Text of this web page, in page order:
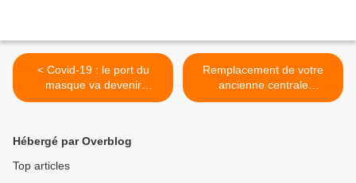
< Covid-19 : le port du
masque va devenir
obligatoire dans tout Paris,
Remplacement de votre
ancienne centrale
d'aspiration >
Hébergé par Overblog
Top articles